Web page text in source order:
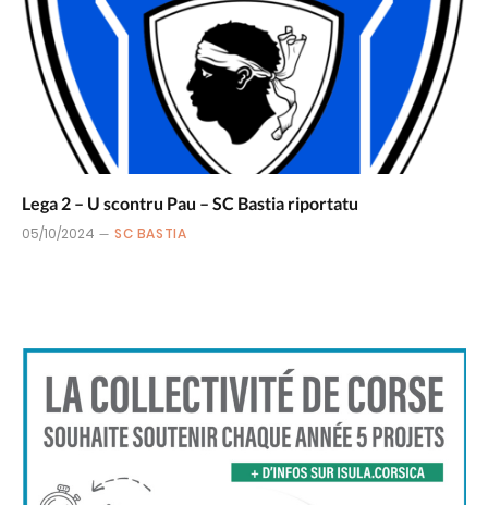
Lega 2 – U scontru Pau – SC Bastia riportatu
05/10/2024 SC BASTIA